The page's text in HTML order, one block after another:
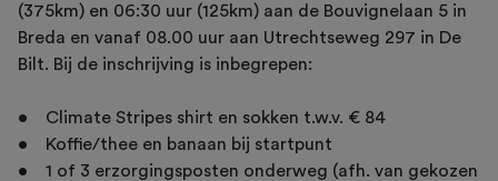
(375km) en 06:30 uur (125km) aan de Bouvignelaan 5 in
Breda en vanaf 08.00 uur aan Utrechtseweg 297 in De
Bilt. Bij de inschrijving is inbegrepen:
• Climate Stripes shirt en sokken t.w.v. € 84
• Koffie/thee en banaan bij startpunt
• 1 of 3 erzorgingsposten onderweg (afh. van gekozen